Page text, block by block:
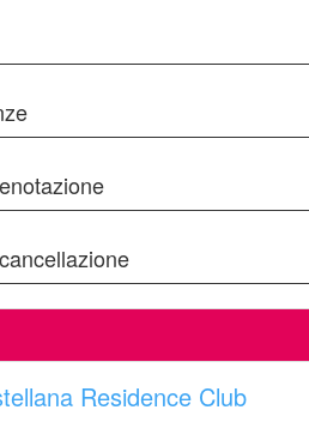
Residence Club